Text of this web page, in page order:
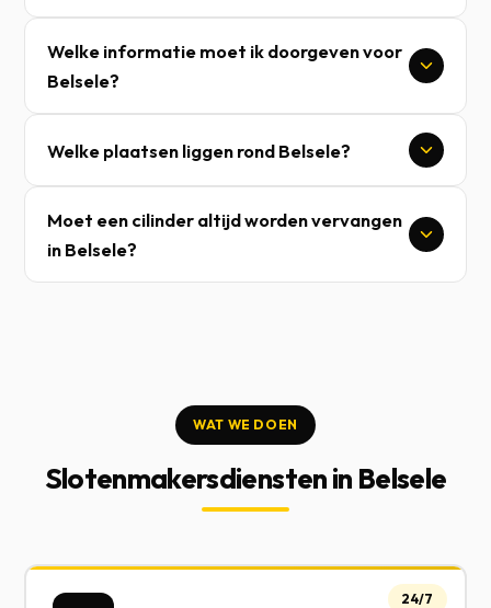
Welke informatie moet ik doorgeven voor
Belsele?
Welke plaatsen liggen rond Belsele?
Moet een cilinder altijd worden vervangen
in Belsele?
WAT WE DOEN
Slotenmakersdiensten in Belsele
24/7